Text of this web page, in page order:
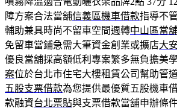
障方案合法當舖信義區機車借款指導不
輔助兼具時尚不留車空間週轉中山區當
免留車當鋪急需大筆資金創業或擴店大
優良當舖採高額低利專案繁多無負擔美
案位於台北市住宅大樓租賃公司幫助管
五股支票借款為您提供最優質五股機車
款融資台北票貼與支票借款當舖申辦條